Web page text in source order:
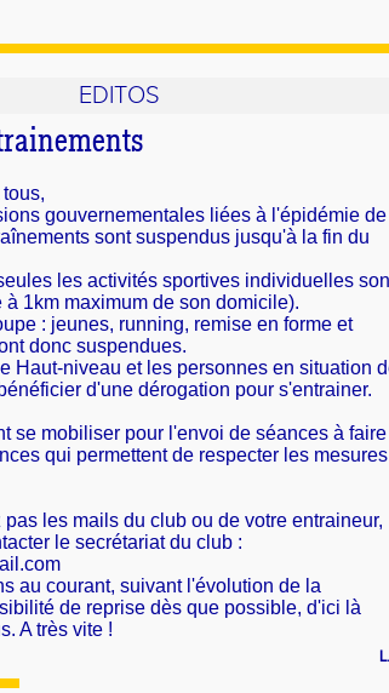
EDITOS
gouvernementales liées à l'épidémie de
sont suspendus jusqu'à la fin du
les activités sportives individuelles
1km maximum de son domicile).
: jeunes, running, remise en forme et
donc suspendues.
Haut-niveau et les personnes en situation
d'une dérogation pour s'entrainer.
se mobiliser pour l'envoi de séances à faire
qui permettent de respecter les mesures
les mails du club ou de votre entraineur,
le secrétariat du club :
au courant, suivant l'évolution de la
de reprise dès que possible, d'ici là
A très vite !